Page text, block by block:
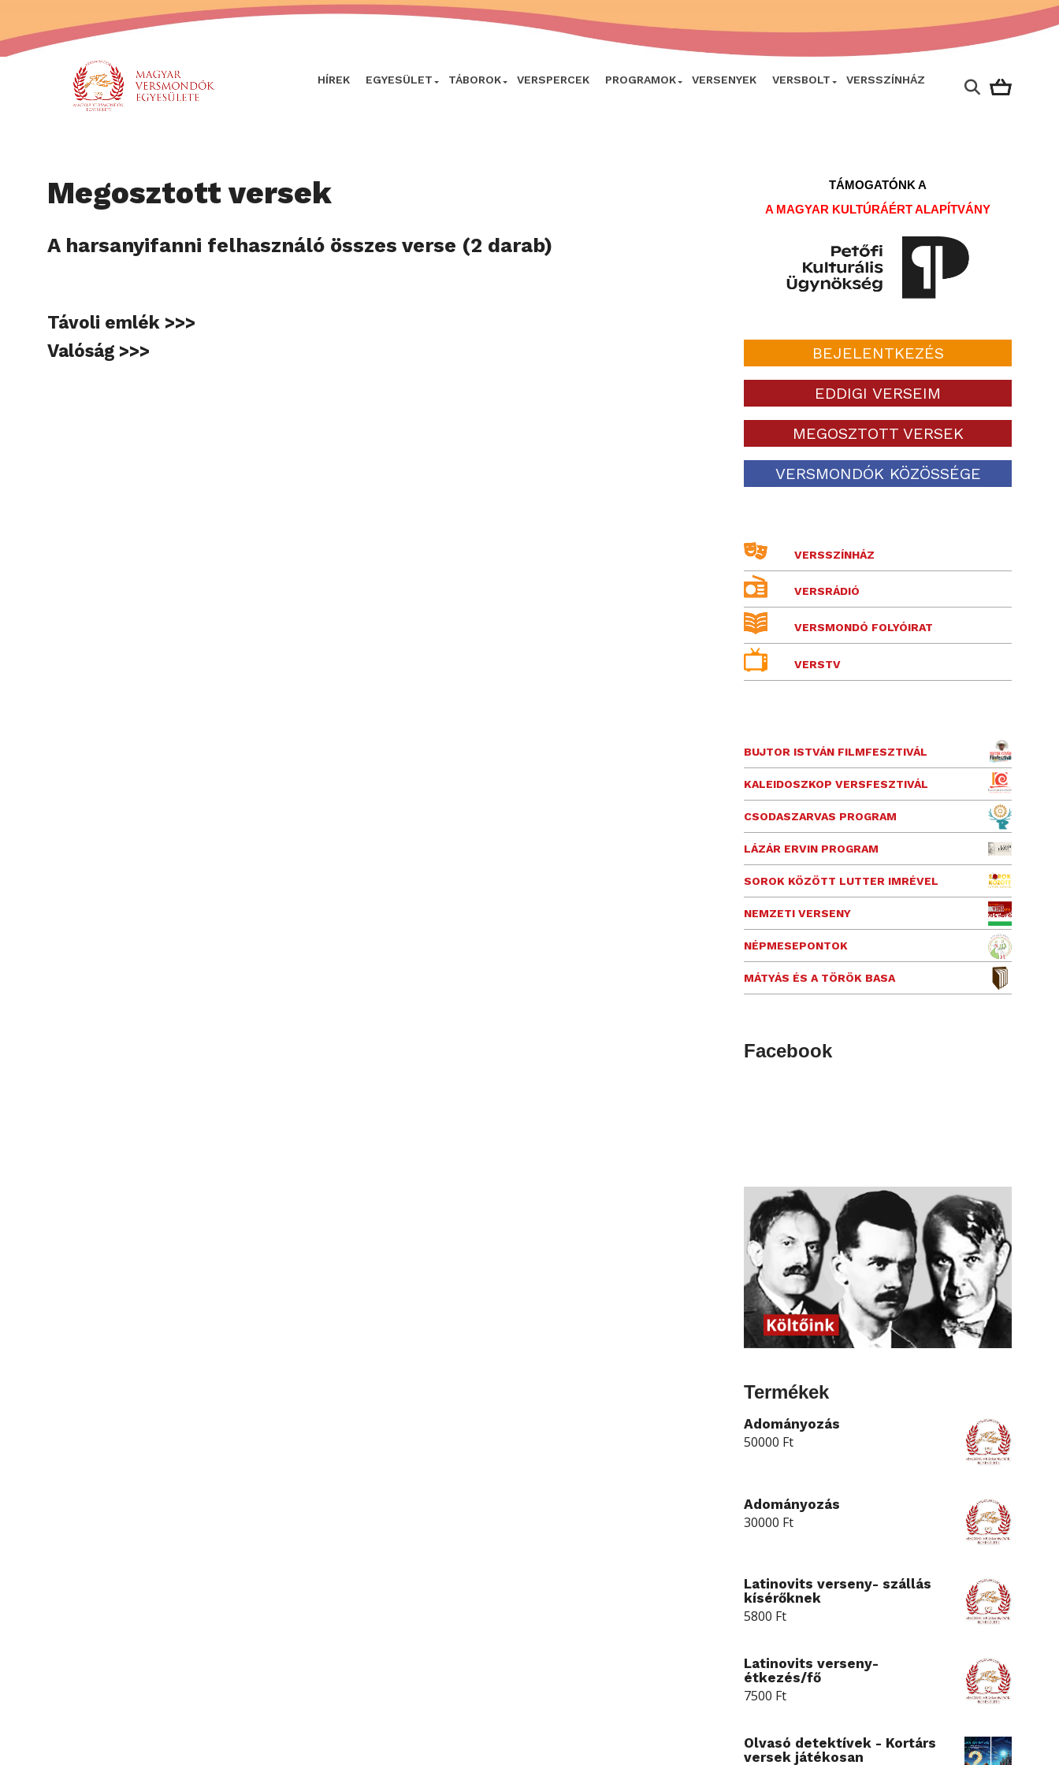
HÍREK EGYESÜLET TÁBOROK VERSPERCEK PROGRAMOK VERSENYEK VERSBOLT VERSSZÍNHÁZ
Megosztott versek
A harsanyifanni felhasználó összes verse (2 darab)
Távoli emlék >>>
Valóság >>>
TÁMOGATÓNK A
A MAGYAR KULTÚRÁÉRT ALAPÍTVÁNY
BEJELENTKEZÉS
EDDIGI VERSEIM
MEGOSZTOTT VERSEK
VERSMONDÓK KÖZÖSSÉGE
VERSSZÍNHÁZ
VERSRÁDIÓ
VERSMONDÓ FOLYÓIRAT
VERSTV
BUJTOR ISTVÁN FILMFESZTIVÁL
KALEIDOSZKOP VERSFESZTIVÁL
CSODASZARVAS PROGRAM
LÁZÁR ERVIN PROGRAM
SOROK KÖZÖTT LUTTER IMRÉVEL
NEMZETI VERSENY
NÉPMESEPONTOK
MÁTYÁS ÉS A TÖRÖK BASA
Facebook
Termékek
Adományozás
50000 Ft
Adományozás
30000 Ft
Latinovits verseny- szállás
kísérőknek
5800 Ft
Latinovits verseny-
étkezés/fő
7500 Ft
Olvasó detektívek - Kortárs
versek játékosan